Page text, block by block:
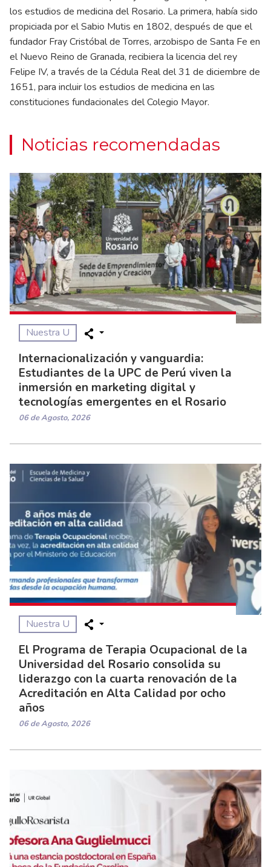
los estudios de medicina del Rosario. La primera, había sido
propiciada por el Sabio Mutis en 1802, después de que el
fundador Fray Cristóbal de Torres, arzobispo de Santa Fe en
el Nuevo Reino de Granada, recibiera la licencia del rey
Felipe IV, a través de la Cédula Real del 31 de diciembre de
1651, para incluir los estudios de medicina en las
constituciones fundacionales del Colegio Mayor.
Noticias recomendadas
Nuestra U
Internacionalización y vanguardia:
Estudiantes de la UPC de Perú viven la
inmersión en marketing digital y
tecnologías emergentes en el Rosario
06 de Agosto, 2026
Nuestra U
El Programa de Terapia Ocupacional de la
Universidad del Rosario consolida su
liderazgo con la cuarta renovación de la
Acreditación en Alta Calidad por ocho
años
06 de Agosto, 2026